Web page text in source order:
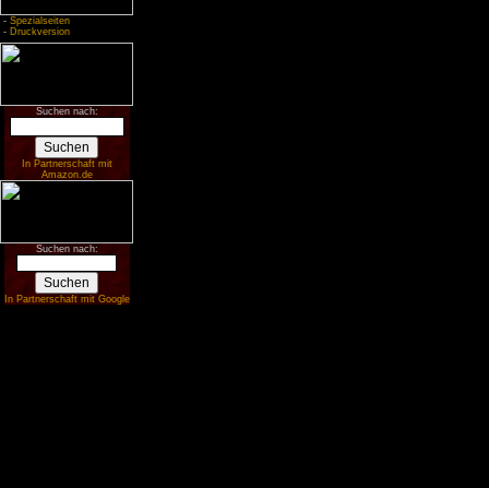
- Spezialseiten
- Druckversion
Suchen nach:
In Partnerschaft mit
Amazon.de
Suchen nach:
In Partnerschaft mit Google